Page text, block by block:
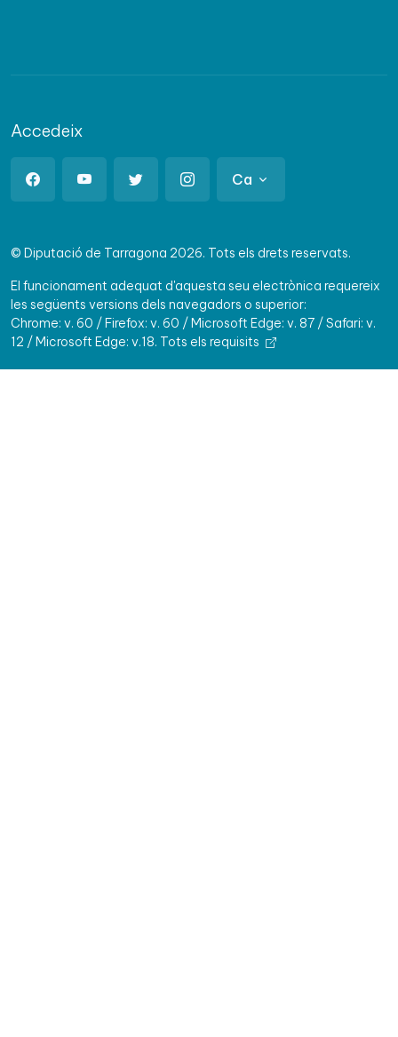
Accedeix
Ca
© Diputació de Tarragona 2026. Tots els drets reservats.
El funcionament adequat d'aquesta seu electrònica requereix
les següents versions dels navegadors o superior:
Chrome: v. 60 / Firefox: v. 60 / Microsoft Edge: v. 87 / Safari: v.
12 / Microsoft Edge: v.18. Tots els requisits